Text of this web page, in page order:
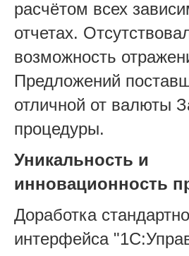
расчётом всех
отчетах.
возможность
Предложений
отличной от валюты
процедуры.
Уникальность и
инновационность
Доработка
интерфейса